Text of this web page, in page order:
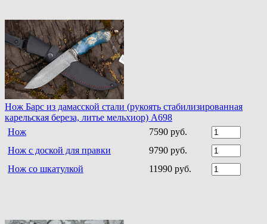
Нож Барс из дамасской стали (рукоять стабилизированная
карельская береза, литье мельхиор) A698
Нож
7590 руб.
Нож с доской для правки
9790 руб.
Нож со шкатулкой
11990 руб.